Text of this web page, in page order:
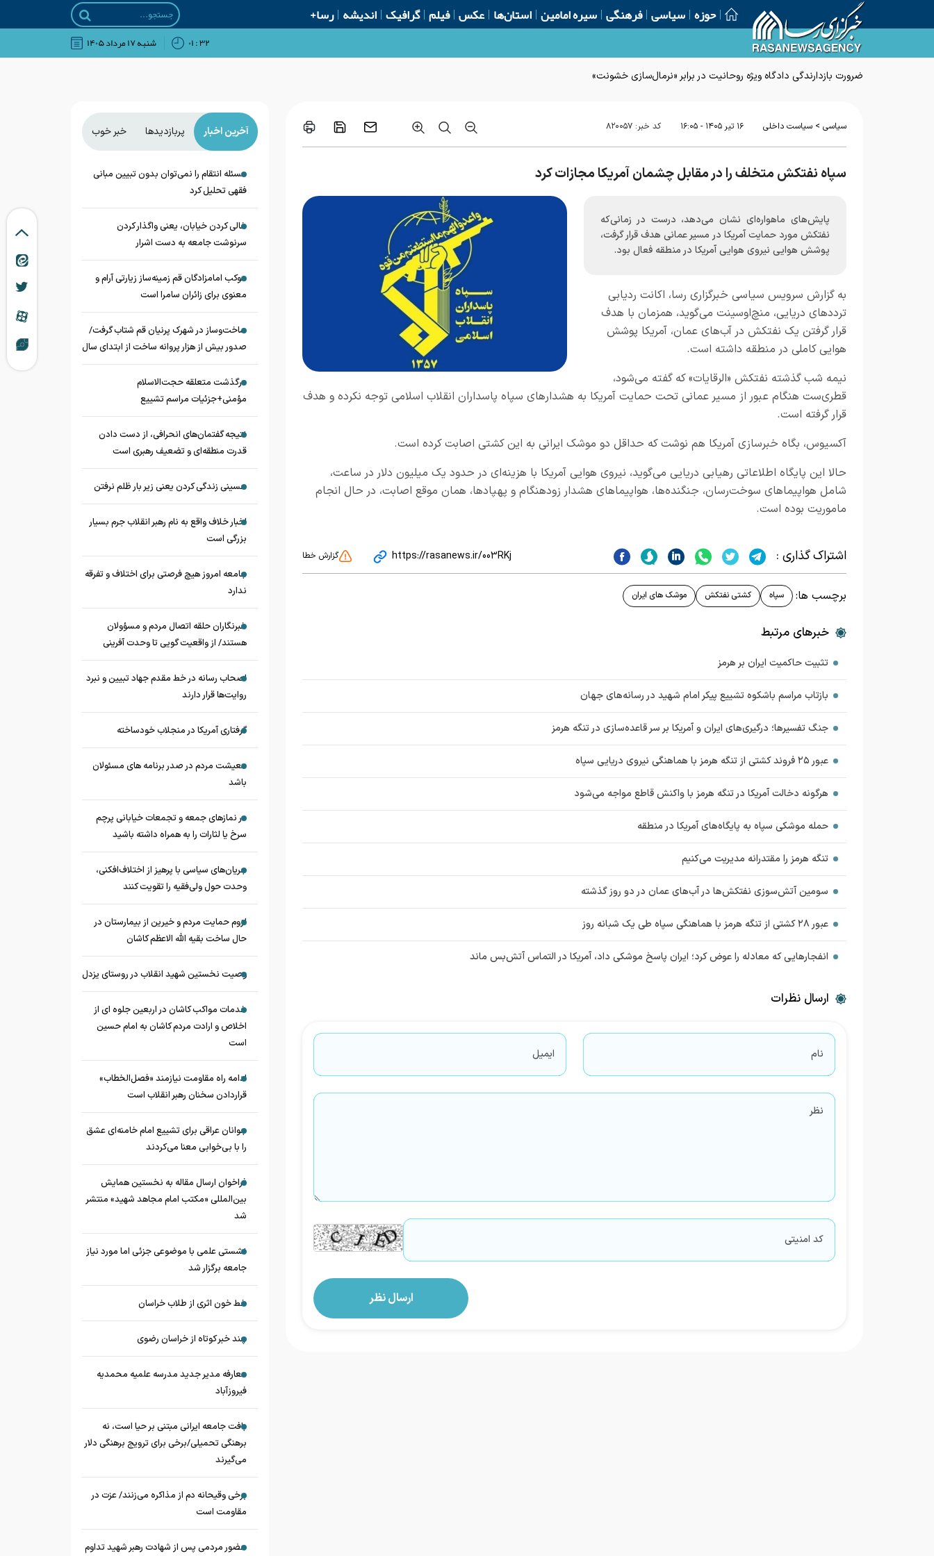
حوزه سیاسی فرهنگی سیره امامین استان‌ها عکس فیلم گرافیک اندیشه رسا+
۳۲ : ۰۱ شنبه ۱۷ مرداد ۱۴۰۵
ضرورت بازدارندگی دادگاه ویژه روحانیت در برابر «نرمال‌سازی خشونت»
سیاسی > سیاست داخلی ۱۶ تير ۱۴۰۵ - ۱۶:۰۵ کد خبر: ۸۲۰۰۵۷
سپاه نفتکش متخلف را در مقابل چشمان آمریکا مجازات کرد
پایش‌های ماهواره‌ای نشان می‌دهد، درست در زمانی‌که
نفتکش مورد حمایت آمریکا در مسیر عمانی هدف قرار گرفت،
پوشش هوایی نیروی هوایی آمریکا در منطقه فعال بود.
به گزارش سرویس سیاسی خبرگزاری رسا، اکانت ردیابی
ترددهای دریایی، منچ‌اوسینت می‌گوید، همزمان با هدف
قرار گرفتن یک نفتکش در آب‌های عمان، آمریکا پوشش
هوایی کاملی در منطقه داشته است.
نیمه شب گذشته نفتکش «الرقایات» که گفته می‌شود،
قطری‌ست هنگام عبور از مسیر عمانی تحت حمایت آمریکا به هشدارهای سپاه پاسداران انقلاب اسلامی توجه نکرده و هدف
قرار گرفته است.
آکسیوس، بگاه خبرسازی آمریکا هم نوشت که حداقل دو موشک ایرانی به این کشتی اصابت کرده است.
حالا این پایگاه اطلاعاتی رهیابی دریایی می‌گوید، نیروی هوایی آمریکا با هزینه‌ای در حدود یک میلیون دلار در ساعت،
شامل هواپیماهای سوخت‌رسان، جنگنده‌ها، هواپیماهای هشدار زودهنگام و پهپادها، همان موقع اصابت، در حال انجام
ماموریت بوده است.
اشتراک گذاری : https://rasanews.ir/003RKj گزارش خطا
برچسب ها: سپاه‌ کشتی نفتکش موشک های ایران
خبرهای مرتبط
تثبیت حاکمیت ایران بر هرمز
بازتاب مراسم باشکوه تشییع پیکر امام شهید در رسانه‌های جهان
جنگ تفسیرها؛ درگیری‌های ایران و آمریکا بر سر قاعده‌سازی در تنگه هرمز
عبور ۲۵ فروند کشتی از تنگه هرمز با هماهنگی نیروی دریایی سپاه
هرگونه دخالت آمریکا در تنگه هرمز با واکنش قاطع مواجه می‌شود
حمله موشکی سپاه به پایگاه‌های آمریکا در منطقه
تنگه هرمز را مقتدرانه مدیریت می‌کنیم
سومین آتش‌سوزی نفتکش‌ها در آب‌های عمان در دو روز گذشته
عبور ۲۸ کشتی از تنگه هرمز با هماهنگی سپاه طی یک شبانه روز
انفجارهایی که معادله را عوض کرد؛ ایران پاسخ موشکی داد، آمریکا در التماس آتش‌بس ماند
ارسال نظرات
آخرین اخبار پربازدیدها خبر خوب
مسئله انتقام را نمی‌توان بدون تبیین مبانی
فقهی تحلیل کرد
خالی کردن خیابان، یعنی واگذار کردن
سرنوشت جامعه به دست اشرار
موکب امامزادگان قم زمینه‌ساز زیارتی آرام و
معنوی برای زائران سامرا است
ساخت‌وساز در شهرک پرنیان قم شتاب گرفت/
صدور بیش از هزار پروانه ساخت از ابتدای سال
درگذشت متعلقه حجت‌الاسلام
مؤمنی+جزئیات مراسم تشییع
نتیجه گفتمان‌های انحرافی، از دست دادن
قدرت منطقه‌ای و تضعیف رهبری است
حسینی زندگی کردن یعنی زیر بار ظلم نرفتن
اخبار خلاف واقع به نام رهبر انقلاب جرم بسیار
بزرگی است
جامعه امروز هیچ فرصتی برای اختلاف و تفرقه
ندارد
خبرنگاران حلقه اتصال مردم و مسؤولان
هستند/ از واقعیت گویی تا وحدت آفرینی
اصحاب رسانه در خط مقدم جهاد تبیین و نبرد
روایت‌ها قرار دارند
گرفتاری آمریکا در منجلاب خودساخته
معیشت مردم در صدر برنامه های مسئولان
باشد
در نماز‌های جمعه و تجمعات خیابانی پرچم
سرخ یا لثارات را به همراه داشته باشید
جریان‌های سیاسی با پرهیز از اختلاف‌افکنی،
وحدت حول ولی‌فقیه را تقویت کنند
لزوم حمایت مردم و خیرین از بیمارستان در
حال ساخت بقیه الله الاعظم کاشان
وصیت نخستین شهید انقلاب در روستای یزدل
خدمات مواکب کاشان در اربعین جلوه ای از
اخلاص و ارادت مردم کاشان به امام حسین
است
ادامه راه مقاومت نیازمند «فصل‌الخطاب»
قراردادن سخنان رهبر انقلاب است
جوانان عراقی برای تشییع امام خامنه‌ای عشق
را با بی‌خوابی معنا می‌کردند
فراخوان ارسال مقاله به نخستین همایش
بین‌المللی «مکتب امام مجاهد شهید» منتشر
شد
نشستی علمی با موضوعی جزئی اما مورد نیاز
جامعه برگزار شد
خط خون اثری از طلاب خراسان
چند خبر کوتاه از خراسان رضوی
معارفه مدیر جدید مدرسه علمیه محمدیه
فیروزآباد
بافت جامعه ایرانی مبتنی بر حیا است، نه
برهنگی تحمیلی/برخی برای ترویج برهنگی دلار
می‌گیرند
برخی وقیحانه دم از مذاکره می‌زنند/ عزت در
مقاومت است
حضور مردمی پس از شهادت رهبر شهید تداوم